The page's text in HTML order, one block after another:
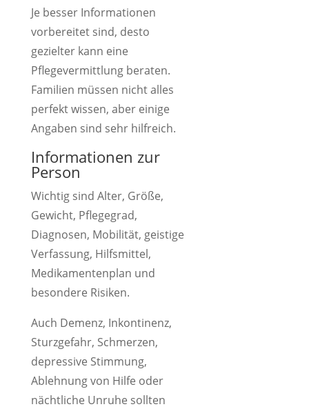
Je besser Informationen
vorbereitet sind, desto
gezielter kann eine
Pflegevermittlung beraten.
Familien müssen nicht alles
perfekt wissen, aber einige
Angaben sind sehr hilfreich.
Informationen zur
Person
Wichtig sind Alter, Größe,
Gewicht, Pflegegrad,
Diagnosen, Mobilität, geistige
Verfassung, Hilfsmittel,
Medikamentenplan und
besondere Risiken.
Auch Demenz, Inkontinenz,
Sturzgefahr, Schmerzen,
depressive Stimmung,
Ablehnung von Hilfe oder
nächtliche Unruhe sollten